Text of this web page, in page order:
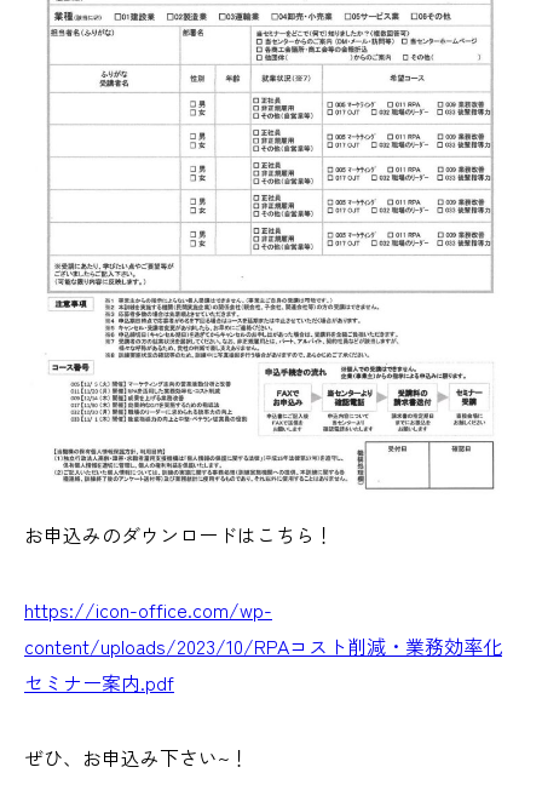
お申込みのダウンロードはこちら！
https://icon-office.com/wp-
content/uploads/2023/10/RPAコスト削減・業務効率化
セミナー案内.pdf
ぜひ、お申込み下さい~！